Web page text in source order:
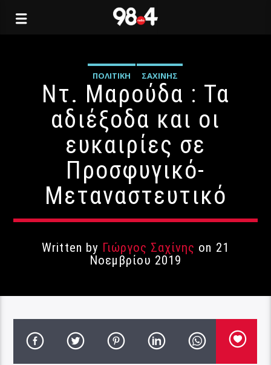
ΠΟΛΙΤΙΚΉ ΣΑΧΊΝΗΣ
Ντ. Μαρούδα : Τα
αδιέξοδα και οι
ευκαιρίες σε
Προσφυγικό-
Μεταναστευτικό
Written by Γιώργος Σαχίνης on 21
Νοεμβρίου 2019